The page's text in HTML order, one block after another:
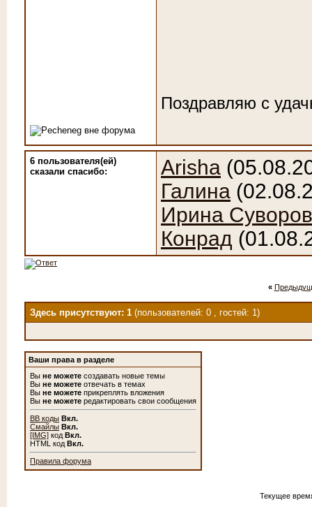
Поздравляю с
6 пользователя(ей)
сказали cпасибо:
Arisha
Галина
Ирина
Конрад
«
Здесь присутствуют: 1 (пользователей: 0 , гостей: 1)
Ваши права в разделе
Вы не можете создавать новые темы
Вы не можете отвечать в темах
Вы не можете прикреплять вложения
Вы не можете редактировать свои сообщения
BB коды Вкл.
Смайлы Вкл.
[IMG] код Вкл.
HTML код Вкл.
Правила форума
Текущее